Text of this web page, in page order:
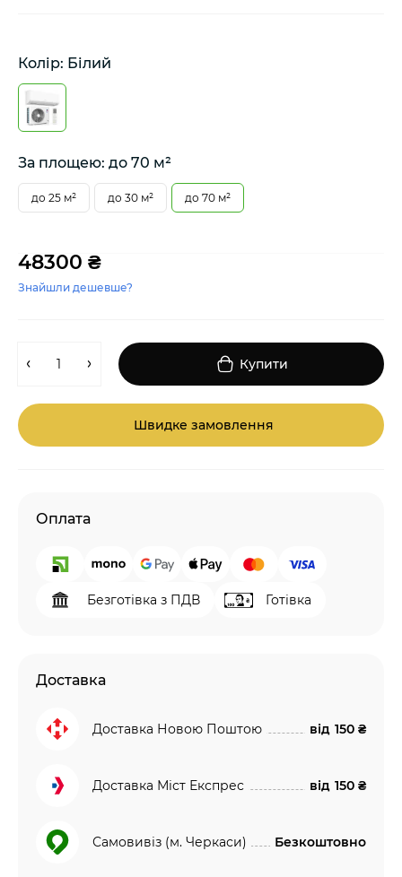
Колір: Білий
За площею: до 70 м²
до 25 м² до 30 м² до 70 м²
48300 ₴
Знайшли дешевше?
Купити
Швидке замовлення
Оплата
Безготівка з ПДВ Готівка
Доставка
Доставка Новою Поштою від 150 ₴
Доставка Міст Експрес від 150 ₴
Самовивіз (м. Черкаси) Безкоштовно